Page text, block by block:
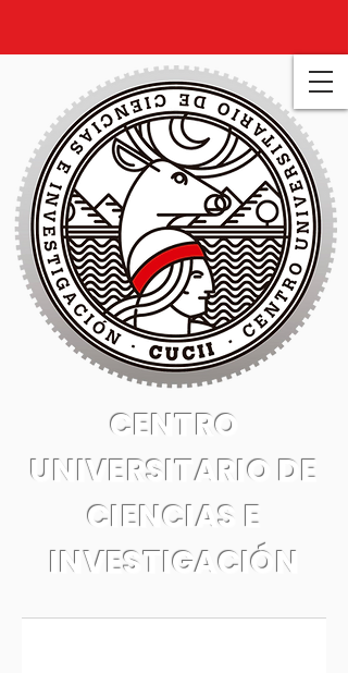
CENTRO
UNIVERSITARIO DE
CIENCIAS E
INVESTIGACIÓN